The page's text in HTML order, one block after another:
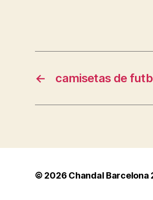
← camisetas de
© 2026 Chandal